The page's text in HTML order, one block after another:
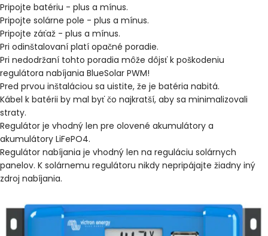
Pripojte batériu - plus a mínus.
Pripojte solárne pole - plus a mínus.
Pripojte záťaž - plus a mínus.
Pri odinštalovaní platí opačné poradie.
Pri nedodržaní tohto poradia môže dôjsť k poškodeniu
regulátora nabíjania BlueSolar PWM!
Pred prvou inštaláciou sa uistite, že je batéria nabitá.
Kábel k batérii by mal byť čo najkratší, aby sa minimalizovali
straty.
Regulátor je vhodný len pre olovené akumulátory a
akumulátory LiFePO4.
Regulátor nabíjania je vhodný len na reguláciu solárnych
panelov. K solárnemu regulátoru nikdy nepripájajte žiadny iný
zdroj nabíjania.